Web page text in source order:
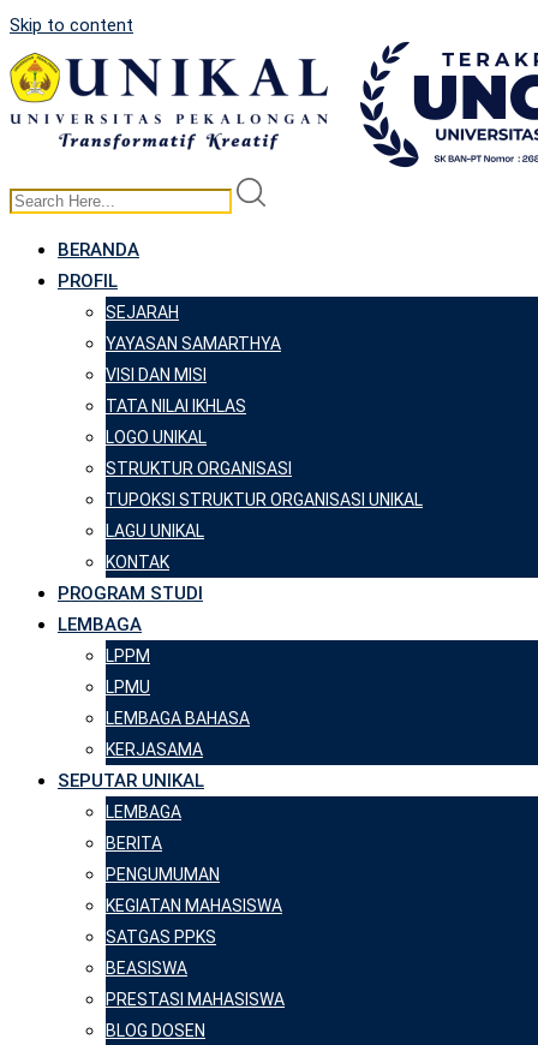
Skip to content
BERANDA
PROFIL
SEJARAH
YAYASAN SAMARTHYA
VISI DAN MISI
TATA NILAI IKHLAS
LOGO UNIKAL
STRUKTUR ORGANISASI
TUPOKSI STRUKTUR ORGANISASI UNIKAL
LAGU UNIKAL
KONTAK
PROGRAM STUDI
LEMBAGA
LPPM
LPMU
LEMBAGA BAHASA
KERJASAMA
SEPUTAR UNIKAL
LEMBAGA
BERITA
PENGUMUMAN
KEGIATAN MAHASISWA
SATGAS PPKS
BEASISWA
PRESTASI MAHASISWA
BLOG DOSEN